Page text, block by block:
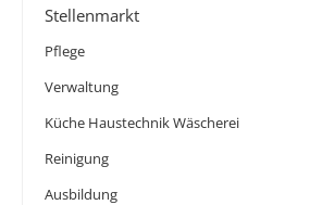
Stellenmarkt
Pflege
Verwaltung
Küche Haustechnik Wäscherei
Reinigung
Ausbildung